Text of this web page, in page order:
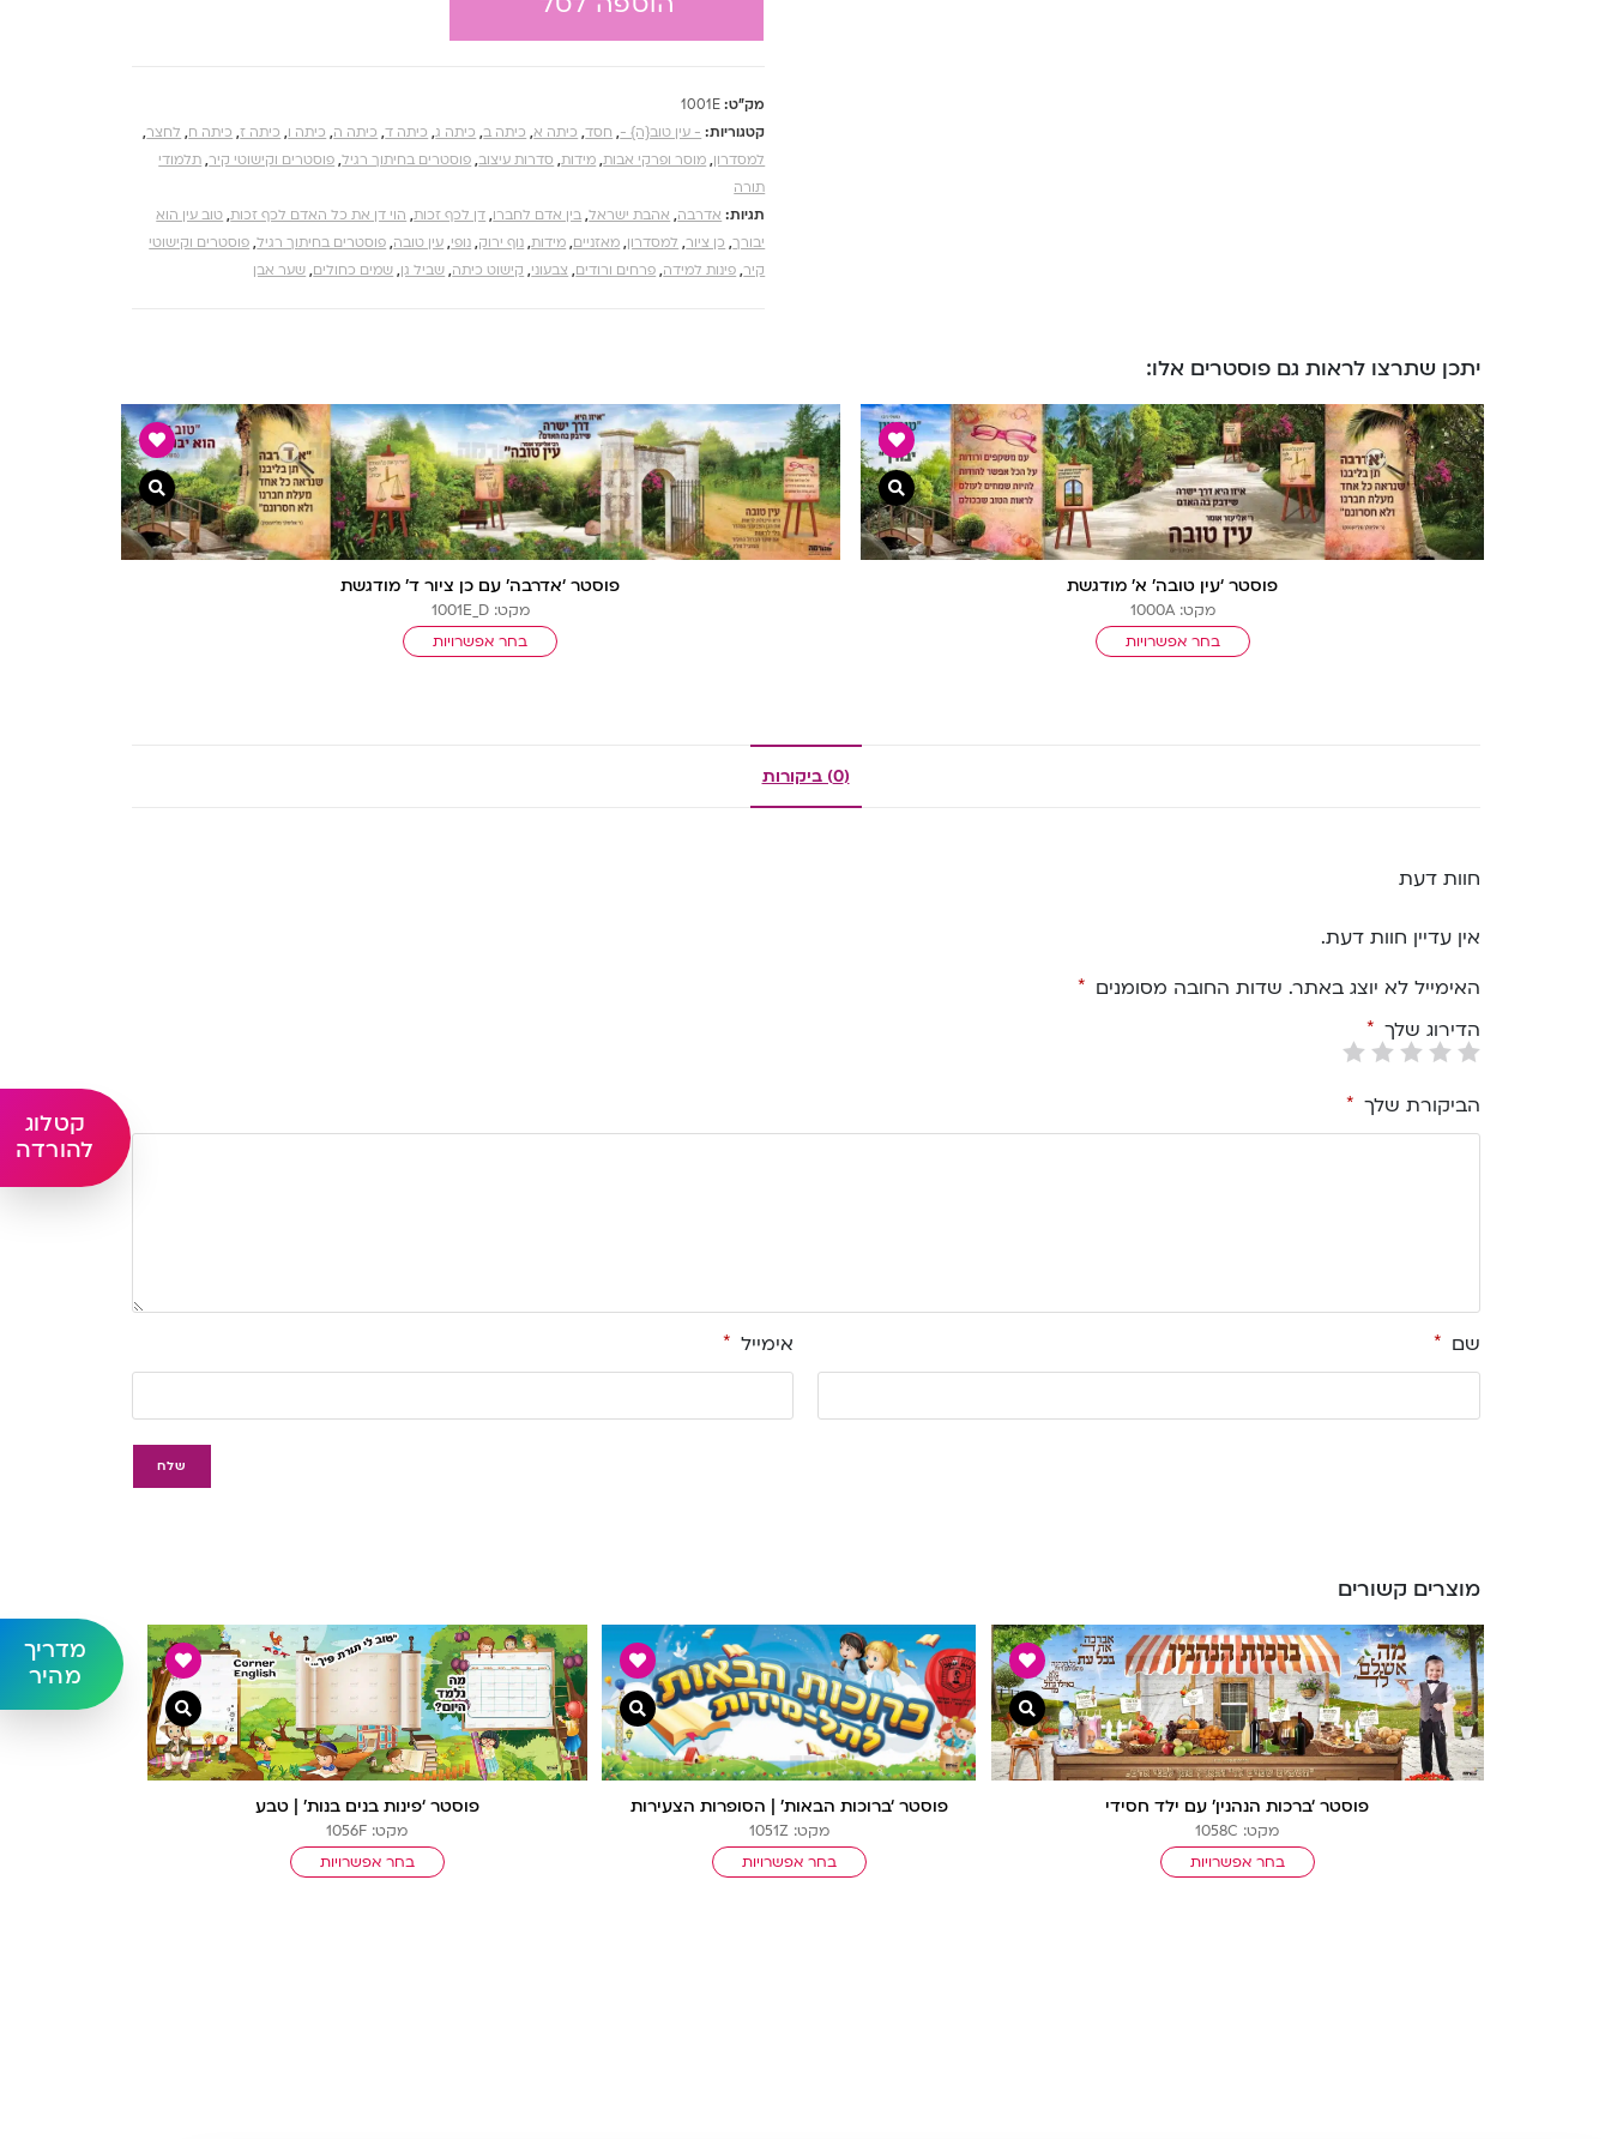
קטלוג
להורדה
מדריך
מהיר
מק"ט: 1001E
קטגוריות: - עין טוב{ה} -, חסד, כיתה א, כיתה ב, כיתה ג, כיתה ד, כיתה ה, כיתה ו, כיתה ז, כיתה ח, לחצר,
למסדרון, מוסר ופרקי אבות, מידות, סדרות עיצוב, פוסטרים בחיתוך רגיל, פוסטרים וקישוטי קיר, תלמודי
תורה
תגיות: אדרבה, אהבת ישראל, בין אדם לחברו, דן לכף זכות, הוי דן את כל האדם לכף זכות, טוב עין הוא
יבורך, כן ציור, למסדרון, מאזניים, מידות, נוף ירוק, נופי, עין טובה, פוסטרים בחיתוך רגיל, פוסטרים וקישוטי
קיר, פינות למידה, פרחים ורודים, צבעוני, קישוט כיתה, שביל גן, שמים כחולים, שער אבן
יתכן שתרצו לראות גם פוסטרים אלו:
פוסטר ‘עין טובה’ א’ מודגשת
מקט: 1000A
בחר אפשרויות
צפייה מהירה
פוסטר ‘אדרבה’ עם כן ציור ד’ מודגשת
מקט: 1001E_D
בחר אפשרויות
צפייה מהירה
(0) ביקורות
חוות דעת
אין עדיין חוות דעת.
האימייל לא יוצג באתר. שדות החובה מסומנים *
הדירוג שלך *
הביקורת שלך *
שם * אימייל *
מוצרים קשורים
פוסטר ‘ברכות הנהנין’ עם ילד חסידי
מקט: 1058C
בחר אפשרויות
צפייה מהירה
פוסטר ‘ברוכות הבאות’ | הסופרות הצעירות
מקט: 1051Z
בחר אפשרויות
צפייה מהירה
פוסטר ‘פינות בנים בנות’ | טבע
מקט: 1056F
בחר אפשרויות
צפייה מהירה